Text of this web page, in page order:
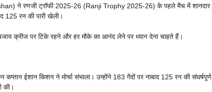
ने रणजी ट्रॉफी 2025-26 (Ranji Trophy 2025-26) के पहले मैच में शानदार
125 रन की पारी खेली।
क्रीज पर टिके रहने और हर मौके का आनंद लेने पर ध्यान देना चाहते हैं।
ईशान किशन ने मोर्चा संभाला। उन्होंने 183 गेंदों पर नाबाद 125 रन की संघर्षपूर्ण
की।